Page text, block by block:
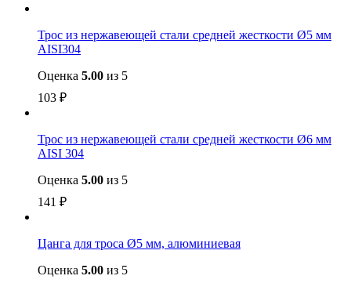
Трос из нержавеющей стали средней жесткости Ø5 мм
AISI304
Оценка 5.00 из 5
103 ₽
Трос из нержавеющей стали средней жесткости Ø6 мм
AISI 304
Оценка 5.00 из 5
141 ₽
Цанга для троса Ø5 мм, алюминиевая
Оценка 5.00 из 5